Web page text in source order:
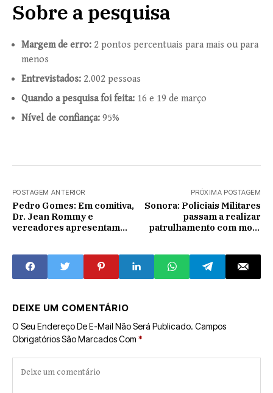
Sobre a pesquisa
Margem de erro: 2 pontos percentuais para mais ou para
menos
Entrevistados: 2.002 pessoas
Quando a pesquisa foi feita: 16 e 19 de março
Nível de confiança: 95%
POSTAGEM ANTERIOR
Pedro Gomes: Em comitiva,
Dr. Jean Rommy e
vereadores apresentam
PRÓXIMA POSTAGEM
Sonora: Policiais Militares
passam a realizar
patrulhamento com moto
DEIXE UM COMENTÁRIO
O Seu Endereço De E-Mail Não Será Publicado. Campos
Obrigatórios São Marcados Com *